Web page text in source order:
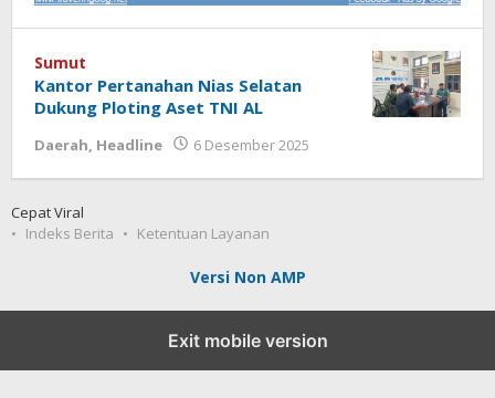
Sumut
Kantor Pertanahan Nias Selatan
Dukung Ploting Aset TNI AL
Daerah, Headline 6 Desember 2025
Cepat Viral
Indeks Berita
Ketentuan Layanan
Versi Non AMP
Exit mobile version